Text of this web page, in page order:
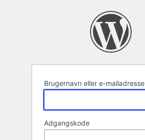
Brugernavn eller e-mailadresse
Adgangskode